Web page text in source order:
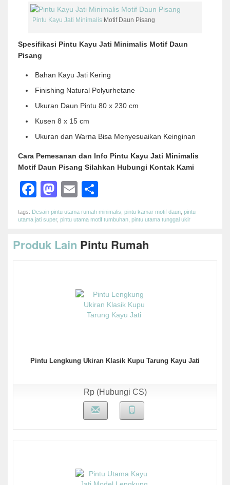
Pintu Kayu Jati MinimalisMotif Daun Pisang
Spesifikasi Pintu Kayu Jati Minimalis Motif Daun
Pisang
Bahan Kayu Jati Kering
Finishing Natural Polyurhetane
Ukuran Daun Pintu 80 x 230 cm
Kusen 8 x 15 cm
Ukuran dan Warna Bisa Menyesuaikan Keinginan
Cara Pemesanan dan Info Pintu Kayu Jati Minimalis
Motif Daun Pisang Silahkan Hubungi Kontak Kami
Facebook
Mastodon
Email
tags: Desain pintu utama rumah minimalis pintu kamar motif daun pintu
utama jati super, pintu utama motif tumbuhan pintu utama tunggal ukir
Produk Lain Pintu Rumah
Pintu Lengkung Ukiran Klasik Kupu Tarung Kayu Jati
Rp (Hubungi CS)